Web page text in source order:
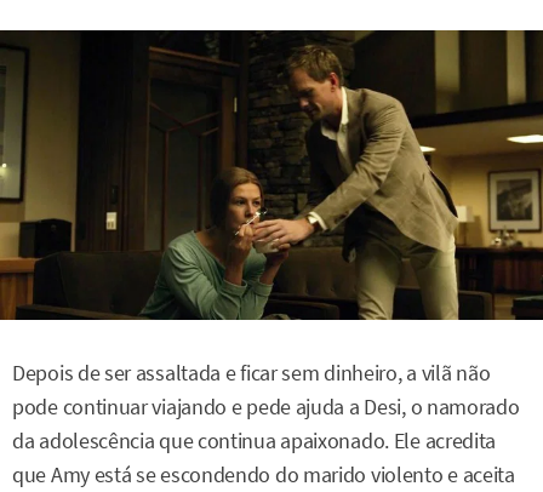
Depois de ser assaltada e ficar sem dinheiro, a vilã não
pode continuar viajando e pede ajuda a Desi, o namorado
da adolescência que continua apaixonado. Ele acredita
que Amy está se escondendo do marido violento e aceita